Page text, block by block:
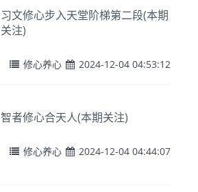
习文修心步入天堂阶梯第二段(本期
关注)
修心养心 2024-12-04 04:53:12
智者修心合天人(本期关注)
修心养心 2024-12-04 04:44:07